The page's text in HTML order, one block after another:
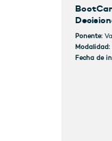
Ponente:
Modalidad:
Fecha de